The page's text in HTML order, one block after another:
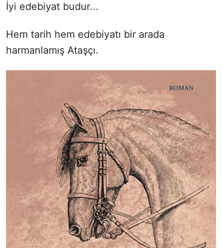
İyi edebiyat budur...
Hem tarih hem edebiyatı bir arada
harmanlamış Ataşçı.